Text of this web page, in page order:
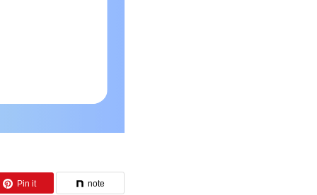
Pin it note